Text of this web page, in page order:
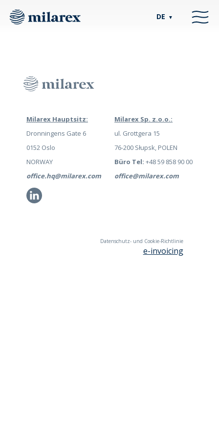
DE ▼
Milarex Hauptsitz:
Dronningens Gate 6
0152 Oslo
NORWAY
office.hq@milarex.com
Li
Milarex Sp. z.o.o.:
ul. Grottgera 15
76-200 Słupsk, POLEN
Büro Tel: +48 59 858 90 00
office@milarex.com
Datenschutz- und Cookie-Richtlinie
e-invoicing